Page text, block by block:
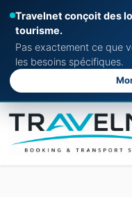
Travelnet conçoit des
tourisme.
Pas exactement ce que
les besoins spécifiques.